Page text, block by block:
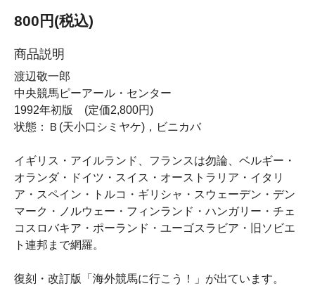
800円(税込)
商品説明
渡辺敬一郎
中央競馬ピーアール・センター
1992年初版 (定価2,800円)
状態：Ｂ(天小口シミヤケ)，ビニカバ
イギリス・アイルランド、フランスは勿論、ベルギー・
オランダ・ドイツ・スイス・オーストラリア・イタリ
ア・スペイン・トルコ・ギリシャ・スウェーデン・デン
マーク・ノルウェー・フィンランド・ハンガリー・チェ
コスロバキア・ポーランド・ユーゴスラビア・旧ソビエ
ト連邦まで網羅。
復刻・改訂版「海外競馬に行こう！」が出ています。